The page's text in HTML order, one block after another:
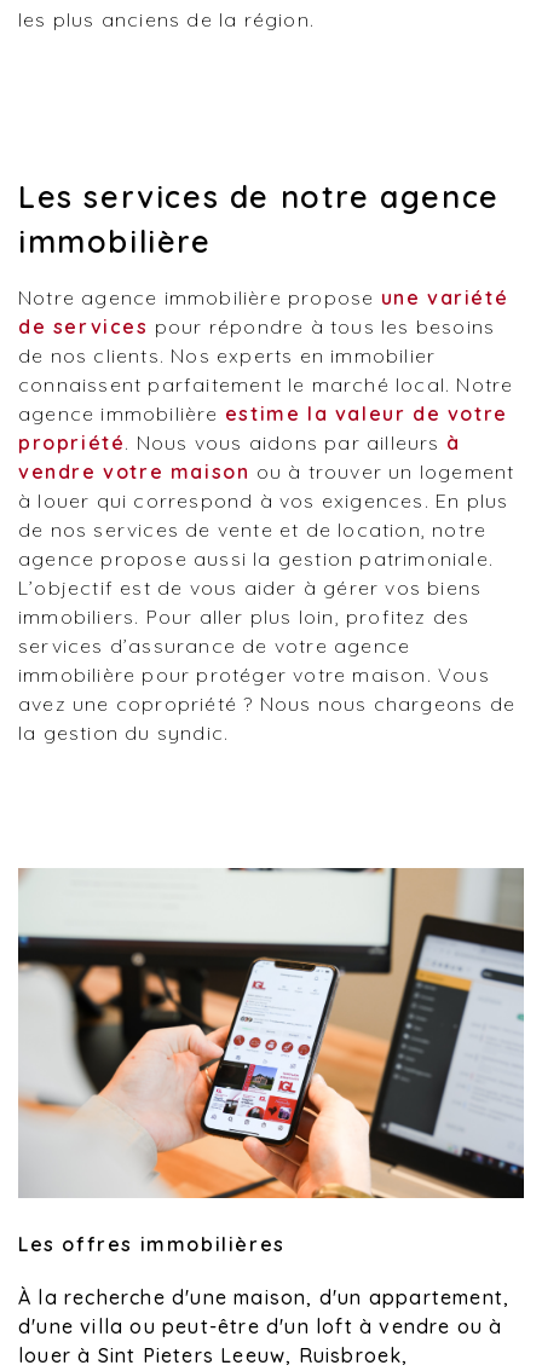
les plus anciens de la région.
Les services de notre agence
immobilière
Notre agence immobilière propose une variété
de services pour répondre à tous les besoins
de nos clients. Nos experts en immobilier
connaissent parfaitement le marché local. Notre
agence immobilière estime la valeur de votre
propriété. Nous vous aidons par ailleurs à
vendre votre maison ou à trouver un logement
à louer qui correspond à vos exigences. En plus
de nos services de vente et de location, notre
agence propose aussi la gestion patrimoniale.
L’objectif est de vous aider à gérer vos biens
immobiliers. Pour aller plus loin, profitez des
services d’assurance de votre agence
immobilière pour protéger votre maison. Vous
avez une copropriété ? Nous nous chargeons de
la gestion du syndic.
Les offres immobilières
À la recherche d'une maison, d'un appartement,
d'une villa ou peut-être d'un loft à vendre ou à
louer à Sint Pieters Leeuw, Ruisbroek,